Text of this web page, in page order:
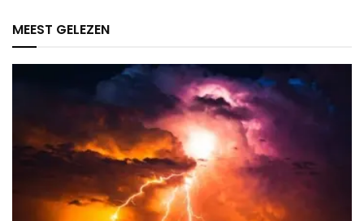
MEEST GELEZEN